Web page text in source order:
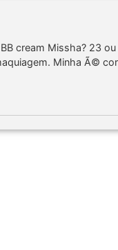
cream Missha? 23
Minha Ã©